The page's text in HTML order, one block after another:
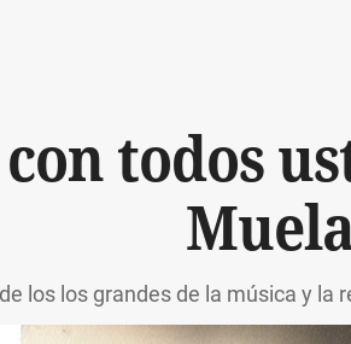
todos
los los grandes de la música y